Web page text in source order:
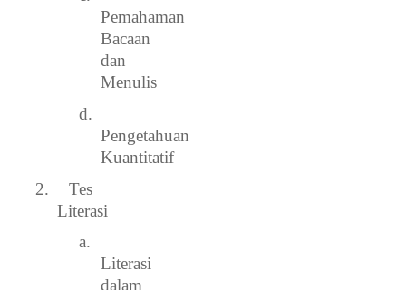
Pemahaman
Bacaan
dan
Menulis
d.
Pengetahuan
Kuantitatif
2.
Tes
Literasi
a.
Literasi
dalam